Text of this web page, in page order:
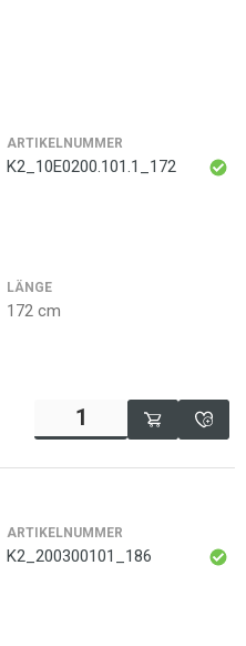
ARTIKELNUMMER
K2_10E0200.101.1_172
LÄNGE
172 cm
ARTIKELNUMMER
K2_200300101_186